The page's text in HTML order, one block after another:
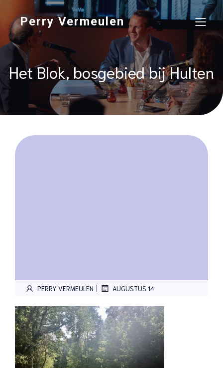
Perry Vermeulen
Het Blok, bosgebied bij Hulten
PERRY VERMEULEN | AUGUSTUS 14